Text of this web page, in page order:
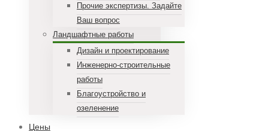
Прочие экспертизы. Задайте
Ваш вопрос
Ландшафтные работы
Дизайн и проектирование
Инженерно-строительные
работы
Благоустройство и
озеленение
Цены